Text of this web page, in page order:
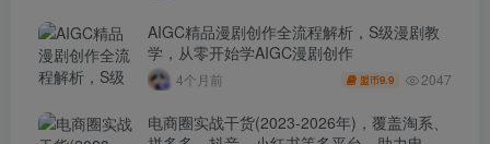
AIGC精品漫剧创作全流程解析，S级漫剧教
学，从零开始学AIGC漫剧创作
4个月前 盟币9.9 2047
电商圈实战干货(2023-2026年)，覆盖淘系、